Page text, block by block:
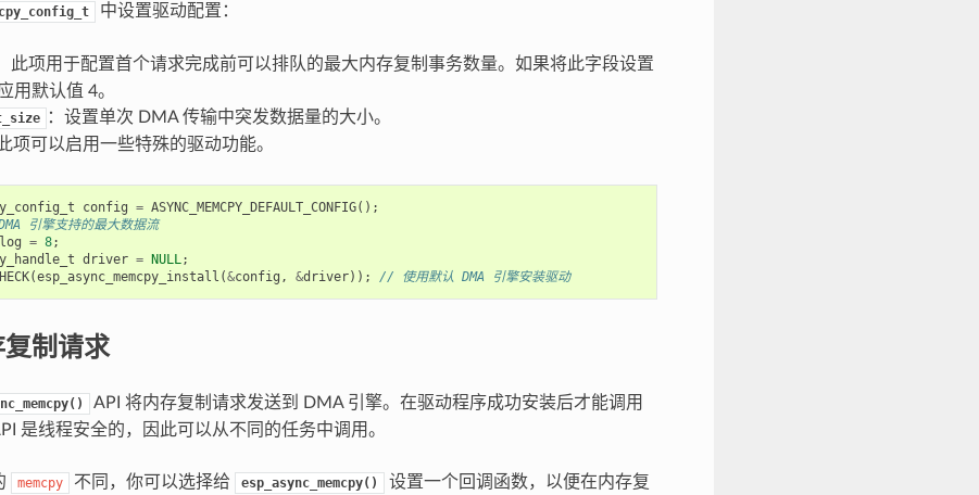
中设置驱动配置：
此项用于配置首个请求完成前可以排队的最大内存复制事务数量。如果将此字段设置
用默认值 4。
：设置单次 DMA 传输中突发数据量的大小。
项可以启用一些特殊的驱动功能。
config = ASYNC_MEMCPY_DEFAULT_CONFIG();
引擎支持的最大数据流
= 8;
driver = NULL;
(esp_async_memcpy_install (&config , &driver)); // 使用默认 DMA 引擎安装驱动
制请求
API 将内存复制请求发送到 DMA 引擎。在驱动程序成功安装后才能调用
是线程安全的，因此可以从不同的任务中调用。
memcpy 不同，你可以选择给 esp_async_memcpy()
设置一个回调函数，以便在内存复